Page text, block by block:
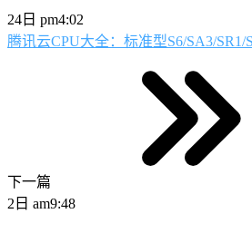
24日 pm4:02
腾讯云CPU大全：标准型S6/SA3/SR1/
下一篇
2日 am9:48